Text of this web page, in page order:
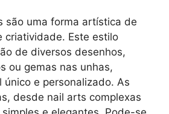
são uma forma artística de
criatividade. Este estilo
de diversos desenhos,
ou gemas nas unhas,
único e personalizado. As
desde nail arts complexas